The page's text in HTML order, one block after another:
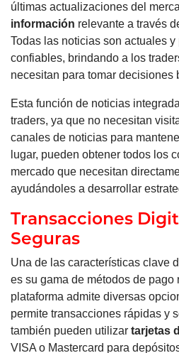
últimas actualizaciones del
información relevante a través
Todas las noticias son actuales
confiables, brindando a los
necesitan para tomar decisiones
Esta función de noticias
traders, ya que no necesitan
canales de noticias para
lugar, pueden obtener todos los
mercado que necesitan
ayudándoles a desarrollar
Transacciones
Seguras
Una de las características clave
es su gama de métodos de pago
plataforma admite diversas
permite transacciones rápidas y
también pueden utilizar tarjetas
VISA o Mastercard para